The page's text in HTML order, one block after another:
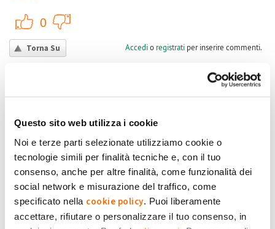
Questo sito web utilizza i cookie
Noi e terze parti selezionate utilizziamo cookie o
tecnologie simili per finalità tecniche e, con il tuo
consenso, anche per altre finalità, come funzionalità dei
social network e misurazione del traffico, come
specificato nella cookie policy . Puoi liberamente
accettare, rifiutare o personalizzare il tuo consenso, in
0
Torna Su Accedio registratiper inserire commenti.
#2
Enrico De
Sicuramente si sono bruciati uno o più relè della scheda che
andranno sostituiti. Non sono un tecnico quindi posso solo
dirti che su yuo tube ci sono molti video al riguardo per darti
una idea del problema e trovare la strada per risolverlo (
sicuramente tramite un tecnico specializzato )
Submitted by Enrico De Cicco on Lun, 10/06/2024 - 12:48